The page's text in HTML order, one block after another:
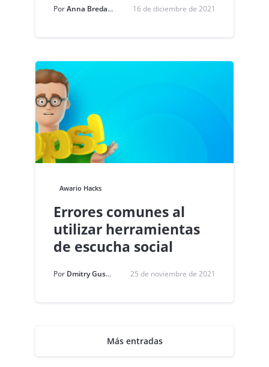
PorAnna Bredava 16 de diciembre de 2021
Awario Hacks
Errores comunes al
utilizar herramientas
de escucha social
Por Dmitry Gusakov 25 de noviembre de 2021
Más entradas